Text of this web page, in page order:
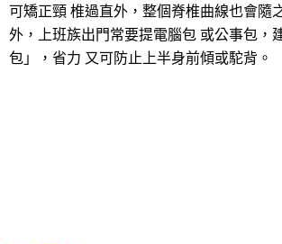
可矯正頸 椎過直外，整個脊椎曲線也會隨
外，上班族出門常要提電腦包 或公事包，
包」，省力 又可防止上半身前傾或駝背。